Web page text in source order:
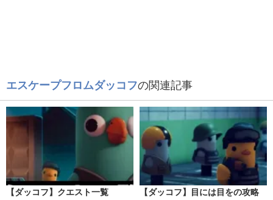
エスケープフロムダッコフの関連記事
【ダッコフ】クエスト一覧
【ダッコフ】目には目をの攻略